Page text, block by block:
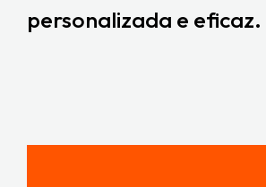
personalizada e eficaz.